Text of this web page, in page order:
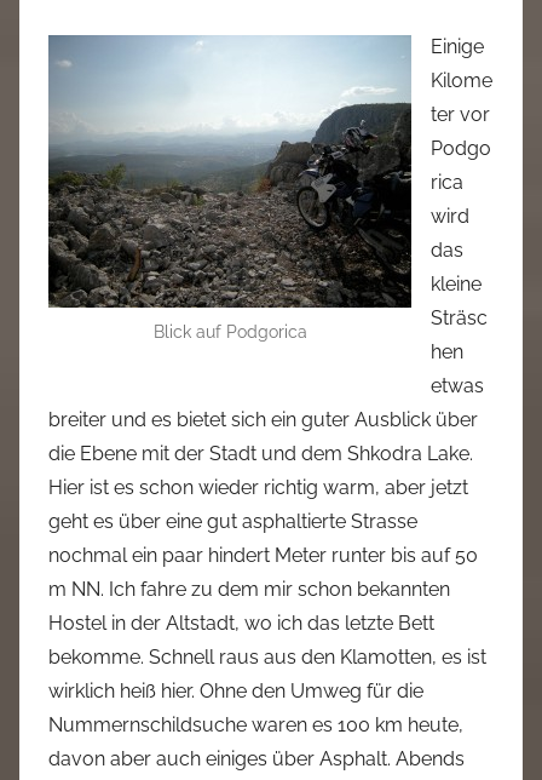
Blick auf Podgorica
Einige
Kilome
ter vor
Podgo
rica
wird
das
kleine
Sträsc
hen
etwas
breiter und es bietet sich ein guter Ausblick über
die Ebene mit der Stadt und dem Shkodra Lake.
Hier ist es schon wieder richtig warm, aber jetzt
geht es über eine gut asphaltierte Strasse
nochmal ein paar hindert Meter runter bis auf 50
m NN. Ich fahre zu dem mir schon bekannten
Hostel in der Altstadt, wo ich das letzte Bett
bekomme. Schnell raus aus den Klamotten, es ist
wirklich heiß hier. Ohne den Umweg für die
Nummernschildsuche waren es 100 km heute,
davon aber auch einiges über Asphalt. Abends